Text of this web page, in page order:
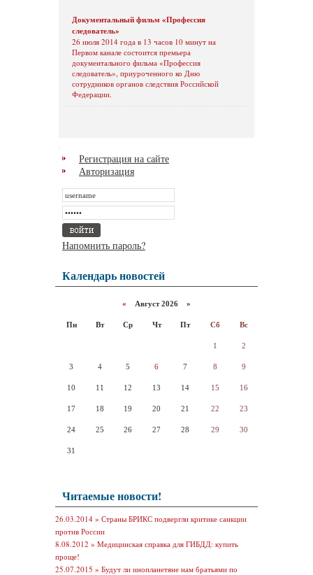
Документальный фильм «Профессия
следователь»
26 июля 2014 года в 13 часов 10 минут на
Первом канале состоится премьера
документального фильма «Профессия
следователь», приуроченного ко Дню
сотрудников органов следствия Российской
Федерации.
Регистрация на сайте
Авторизация
Напомнить пароль?
Календарь новостей
« Август 2026 »
Пн Вт Ср Чт Пт Сб Вс
1 2
3 4 5 6 7 8 9
10 11 12 13 14 15 16
17 18 19 20 21 22 23
24 25 26 27 28 29 30
31
Читаемые новости!
26.03.2014 » Страны БРИКС подвергли критике санкции
против России
8.08.2012 » Медицинская справка для ГИБДД: купить
проще!
25.07.2015 » Будут ли инопланетяне нам братьями по